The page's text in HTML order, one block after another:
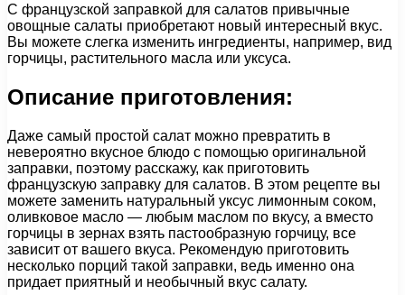
С французской заправкой для салатов привычные
овощные салаты приобретают новый интересный вкус.
Вы можете слегка изменить ингредиенты, например, вид
горчицы, растительного масла или уксуса.
Описание приготовления:
Даже самый простой салат можно превратить в
невероятно вкусное блюдо с помощью оригинальной
заправки, поэтому расскажу, как приготовить
французскую заправку для салатов. В этом рецепте вы
можете заменить натуральный уксус лимонным соком,
оливковое масло — любым маслом по вкусу, а вместо
горчицы в зернах взять пастообразную горчицу, все
зависит от вашего вкуса. Рекомендую приготовить
несколько порций такой заправки, ведь именно она
придает приятный и необычный вкус салату.